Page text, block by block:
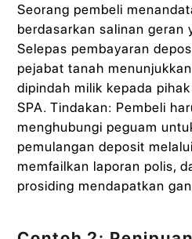
Seorang pembeli
berdasarkan salinan geran
Selepas pembayaran
pejabat tanah
dipindah milik kepada
SPA. Tindakan: Pembeli
menghubungi peguam
pemulangan deposit
memfailkan laporan polis,
prosiding mendapatkan